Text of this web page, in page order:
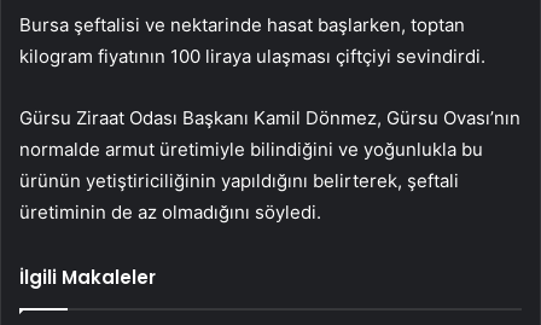
Bursa şeftalisi ve nektarinde hasat başlarken, toptan
kilogram fiyatının 100 liraya ulaşması çiftçiyi sevindirdi.
Gürsu Ziraat Odası Başkanı Kamil Dönmez, Gürsu Ovası’nın
normalde armut üretimiyle bilindiğini ve yoğunlukla bu
ürünün yetiştiriciliğinin yapıldığını belirterek, şeftali
üretiminin de az olmadığını söyledi.
İlgili Makaleler